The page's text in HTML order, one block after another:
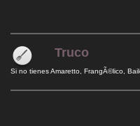
Truco
Si no tienes Amaretto, FrangÃ©lico,